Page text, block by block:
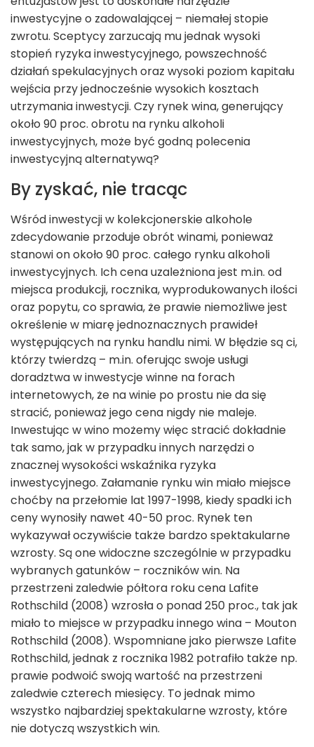
inwestycyjne o zadowalającej – niemałej stopie
zwrotu. Sceptycy zarzucają mu jednak wysoki
stopień ryzyka inwestycyjnego, powszechność
działań spekulacyjnych oraz wysoki poziom kapitału
wejścia przy jednocześnie wysokich kosztach
utrzymania inwestycji. Czy rynek wina, generujący
około 90 proc. obrotu na rynku alkoholi
inwestycyjnych, może być godną polecenia
inwestycyjną alternatywą?
By zyskać, nie tracąc
Wśród inwestycji w kolekcjonerskie alkohole
zdecydowanie przoduje obrót winami, ponieważ
stanowi on około 90 proc. całego rynku alkoholi
inwestycyjnych. Ich cena uzależniona jest m.in. od
miejsca produkcji, rocznika, wyprodukowanych ilości
oraz popytu, co sprawia, że prawie niemożliwe jest
określenie w miarę jednoznacznych prawideł
występujących na rynku handlu nimi. W błędzie są ci,
którzy twierdzą – m.in. oferując swoje usługi
doradztwa w inwestycje winne na forach
internetowych, że na winie po prostu nie da się
stracić, ponieważ jego cena nigdy nie maleje.
Inwestując w wino możemy więc stracić dokładnie
tak samo, jak w przypadku innych narzędzi o
znacznej wysokości wskaźnika ryzyka
inwestycyjnego. Załamanie rynku win miało miejsce
choćby na przełomie lat 1997-1998, kiedy spadki ich
ceny wynosiły nawet 40-50 proc. Rynek ten
wykazywał oczywiście także bardzo spektakularne
wzrosty. Są one widoczne szczególnie w przypadku
wybranych gatunków – roczników win. Na
przestrzeni zaledwie półtora roku cena Lafite
Rothschild (2008) wzrosła o ponad 250 proc., tak jak
miało to miejsce w przypadku innego wina – Mouton
Rothschild (2008). Wspomniane jako pierwsze Lafite
Rothschild, jednak z rocznika 1982 potrafiło także np.
prawie podwoić swoją wartość na przestrzeni
zaledwie czterech miesięcy. To jednak mimo
wszystko najbardziej spektakularne wzrosty, które
nie dotyczą wszystkich win.